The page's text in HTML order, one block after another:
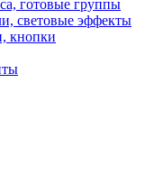
готовые группы
световые эффекты
кнопки